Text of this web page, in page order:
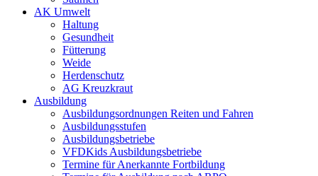
AK Umwelt
Haltung
Gesundheit
Fütterung
Weide
Herdenschutz
AG Kreuzkraut
Ausbildung
Ausbildungsordnungen Reiten und Fahren
Ausbildungsstufen
Ausbildungsbetriebe
VFDKids Ausbildungsbetriebe
Termine für Anerkannte Fortbildung